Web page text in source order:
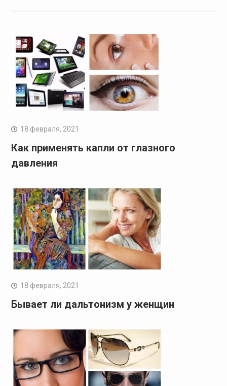
18 февраля, 2021
Как применять капли от глазного
давления
18 февраля, 2021
Бывает ли дальтонизм у женщин